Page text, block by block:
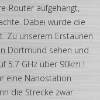
Router aufgehängt,
Dabei wurde die
Zu unserem Erstaunen
Dortmund sehen und
5.7 GHz über 90km !
eine Nanostation
die Strecke zwar